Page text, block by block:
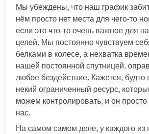
Мы убеждены, что наш график забит
нём просто нет места для чего-то
если это что-то очень важное для
целей. Мы постоянно чувствуем
белками в колесе, а нехватка
нашей постоянной спутницей,
любое бездействие. Кажется, будто
некий ограниченный ресурс,
можем контролировать, и он просто
нас.
На самом самом деле, у каждого из